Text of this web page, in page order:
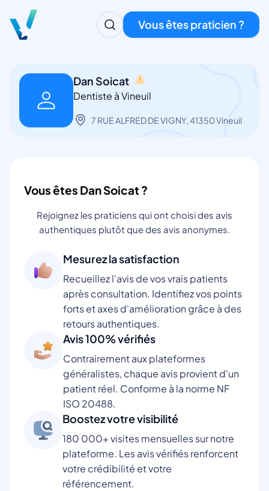
Vous êtes praticien ?
Dan Soicat
Dentiste à Vineuil
7 RUE ALFRED DE VIGNY, 41350 Vineuil
Vous êtes Dan Soicat ?
Rejoignez les praticiens qui ont choisi des avis
authentiques plutôt que des avis anonymes.
Mesurez la satisfaction
Recueillez l'avis de vos vrais patients
après consultation. Identifiez vos points
forts et axes d'amélioration grâce à des
retours authentiques.
Avis 100% vérifiés
Contrairement aux plateformes
généralistes, chaque avis provient d'un
patient réel. Conforme à la norme NF
ISO 20488.
Boostez votre visibilité
180 000+ visites mensuelles sur notre
plateforme. Les avis vérifiés renforcent
votre crédibilité et votre
référencement.